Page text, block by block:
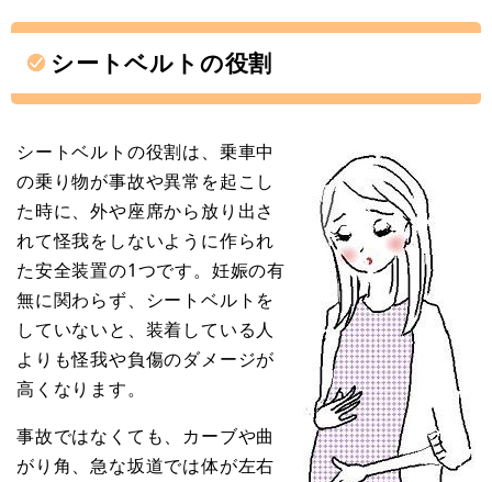
シートベルトの役割
シートベルトの役割は、乗車中
の乗り物が事故や異常を起こし
た時に、外や座席から放り出さ
れて怪我をしないように作られ
た安全装置の1つです。妊娠の有
無に関わらず、シートベルトを
していないと、装着している人
よりも怪我や負傷のダメージが
高くなります。
事故ではなくても、カーブや曲
がり角、急な坂道では体が左右